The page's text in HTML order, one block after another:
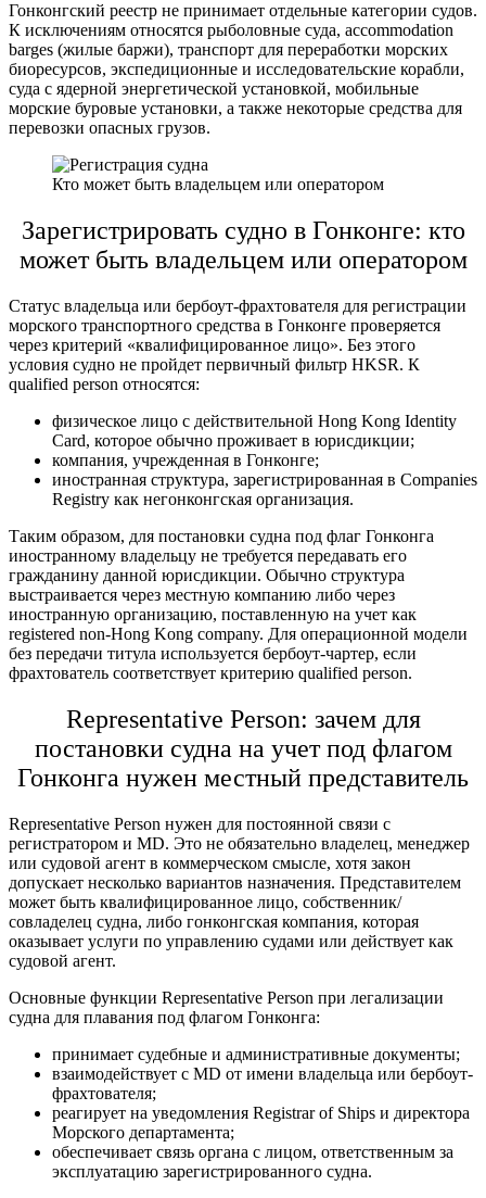
Гонконгский реестр не принимает отдельные категории судов.
К исключениям относятся рыболовные суда, accommodation
barges (жилые баржи), транспорт для переработки морских
биоресурсов, экспедиционные и исследовательские корабли,
суда с ядерной энергетической установкой, мобильные
морские буровые установки, а также некоторые средства для
перевозки опасных грузов.
Кто может быть владельцем или оператором
Зарегистрировать судно в Гонконге: кто
может быть владельцем или оператором
Статус владельца или бербоут-фрахтователя для регистрации
морского транспортного средства в Гонконге проверяется
через критерий «квалифицированное лицо». Без этого
условия судно не пройдет первичный фильтр HKSR. К
qualified person относятся:
физическое лицо с действительной Hong Kong Identity
Card, которое обычно проживает в юрисдикции;
компания, учрежденная в Гонконге;
иностранная структура, зарегистрированная в Companies
Registry как негонконгская организация.
Таким образом, для постановки судна под флаг Гонконга
иностранному владельцу не требуется передавать его
гражданину данной юрисдикции. Обычно структура
выстраивается через местную компанию либо через
иностранную организацию, поставленную на учет как
registered non-Hong Kong company. Для операционной модели
без передачи титула используется бербоут-чартер, если
фрахтователь соответствует критерию qualified person.
Representative Person: зачем для
постановки судна на учет под флагом
Гонконга нужен местный представитель
Representative Person нужен для постоянной связи с
регистратором и MD. Это не обязательно владелец, менеджер
или судовой агент в коммерческом смысле, хотя закон
допускает несколько вариантов назначения. Представителем
может быть квалифицированное лицо, собственник/
совладелец судна, либо гонконгская компания, которая
оказывает услуги по управлению судами или действует как
судовой агент.
Основные функции Representative Person при легализации
судна для плавания под флагом Гонконга:
принимает судебные и административные документы;
взаимодействует с MD от имени владельца или бербоут-
фрахтователя;
реагирует на уведомления Registrar of Ships и директора
Морского департамента;
обеспечивает связь органа с лицом, ответственным за
эксплуатацию зарегистрированного судна.